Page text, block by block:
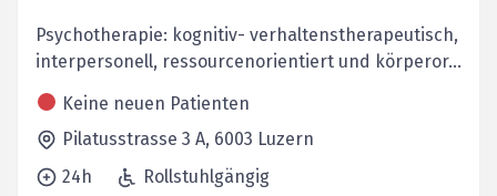
Psychotherapie: kognitiv- verhaltenstherapeutisch,
interpersonell, ressourcenorientiert und körperor...
Keine neuen Patienten
Pilatusstrasse 3 A, 6003 Luzern
24h
Rollstuhlgängig